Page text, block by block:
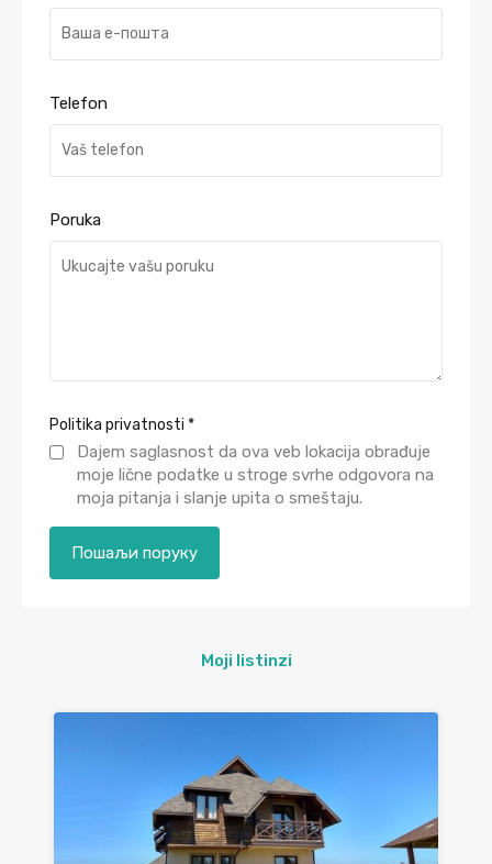
Telefon
Poruka
Politika privatnosti *
Dajem saglasnost da ova veb lokacija obrađuje
moje lične podatke u stroge svrhe odgovora na
moja pitanja i slanje upita o smeštaju.
Moji listinzi